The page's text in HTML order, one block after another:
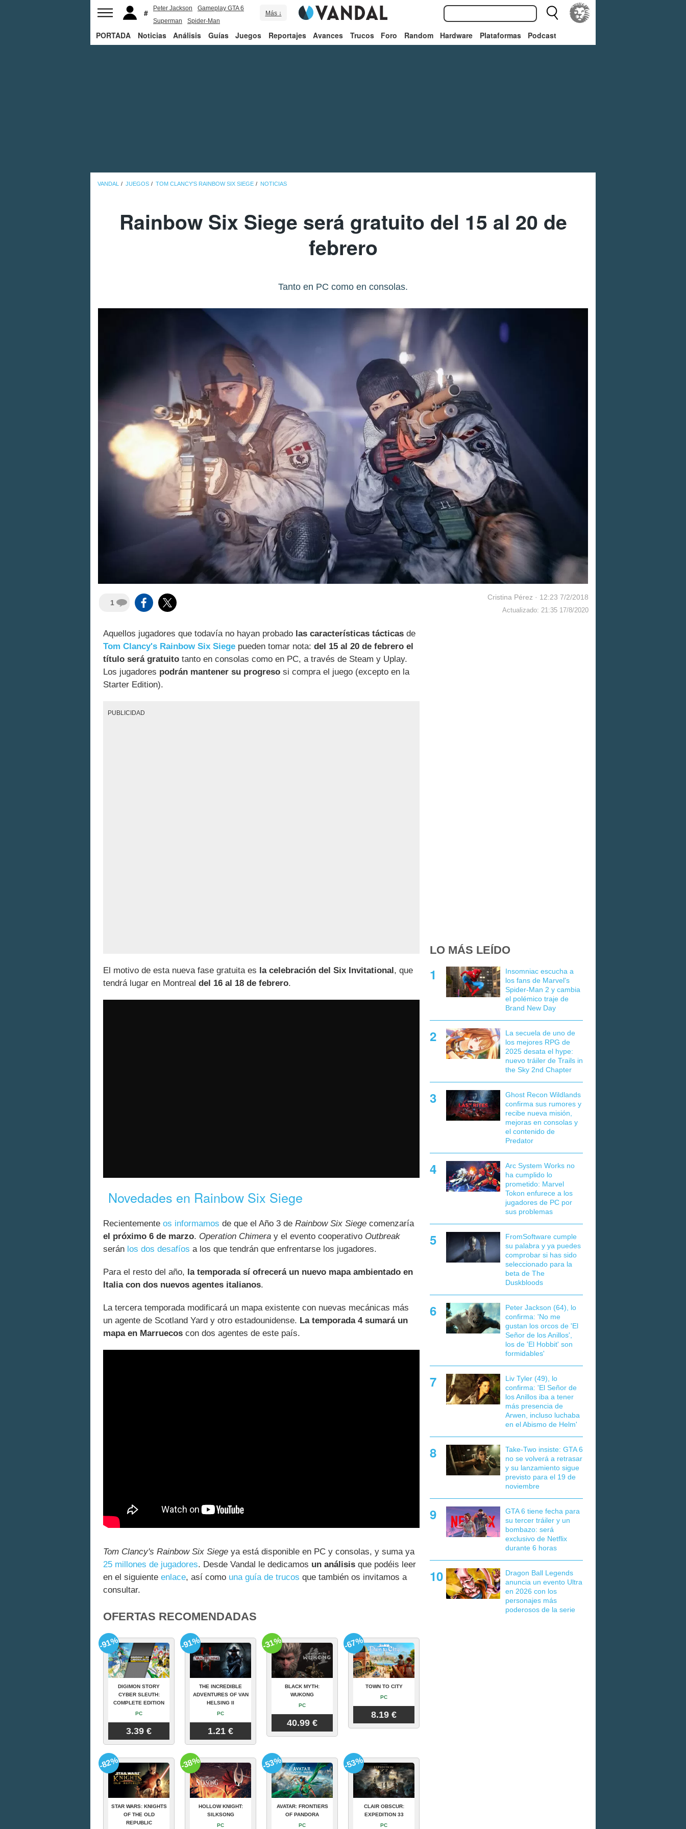
Peter Jackson
Gameplay GTA 6
Superman
Spider-Man
Más ↓
PORTADA Noticias Análisis Guías Juegos Reportajes Avances Trucos Foro Random Hardware Plataformas Podcast
VANDAL JUEGOS TOM CLANCY'S RAINBOW SIX SIEGE NOTICIAS
Rainbow Six Siege será gratuito del 15 al 20 de
febrero
Tanto en PC como en consolas.
1
Cristina Pérez · 12:23 7/2/2018
Actualizado: 21:35 17/8/2020
Aquellos jugadores que todavía no hayan probado las características tácticas de
Tom Clancy's Rainbow Six Siege pueden tomar nota: del 15 al 20 de febrero el
título será gratuito tanto en consolas como en PC, a través de Steam y Uplay.
Los jugadores podrán mantener su progreso si compra el juego (excepto en la
Starter Edition).
PUBLICIDAD
El motivo de esta nueva fase gratuita es la celebración del Six Invitational , que
tendrá lugar en Montreal del 16 al 18 de febrero.
Novedades en Rainbow Six Siege
Recientemente os informamos de que el Año 3 de Rainbow Six Siege comenzaría
el próximo 6 de marzo. Operation Chimera y el evento cooperativo Outbreak
serán los dos desafíos a los que tendrán que enfrentarse los jugadores.
Para el resto del año, la temporada sí ofrecerá un nuevo mapa ambientado en
Italia con dos nuevos agentes italianos.
La tercera temporada modificará un mapa existente con nuevas mecánicas más
un agente de Scotland Yard y otro estadounidense. La temporada 4 sumará un
mapa en Marruecos con dos agentes de este país.
Tom Clancy's Rainbow Six Siege ya está disponible en PC y consolas, y suma ya
25 millones de jugadores. Desde Vandal le dedicamos un análisis que podéis leer
en el siguiente enlace, así como una guía de trucos que también os invitamos a
consultar.
OFERTAS RECOMENDADAS
DIGIMON STORY
CYBER SLEUTH:
COMPLETE EDITION
PC
3.39 €
-91%
THE INCREDIBLE
ADVENTURES OF VAN
HELSING II
PC
1.21 €
-91%
BLACK MYTH:
WUKONG
PC
40.99 €
-31%
TOWN TO CITY
PC
8.19 €
-67%
STAR WARS: KNIGHTS
OF THE OLD
REPUBLIC
-82%
HOLLOW KNIGHT:
SILKSONG
PC
-38%
AVATAR: FRONTIERS
OF PANDORA
PC
-53%
CLAIR OBSCUR:
EXPEDITION 33
PC
-53%
LO MÁS LEÍDO
Insomniac escucha a
los fans de Marvel's
Spider-Man 2 y cambia
el polémico traje de
Brand New Day
La secuela de uno de
los mejores RPG de
2025 desata el hype:
nuevo tráiler de Trails in
the Sky 2nd Chapter
Ghost Recon Wildlands
confirma sus rumores y
recibe nueva misión,
mejoras en consolas y
el contenido de
Predator
Arc System Works no
ha cumplido lo
prometido: Marvel
Tokon enfurece a los
jugadores de PC por
sus problemas
FromSoftware cumple
su palabra y ya puedes
comprobar si has sido
seleccionado para la
beta de The
Duskbloods
Peter Jackson (64), lo
confirma: 'No me
gustan los orcos de 'El
Señor de los Anillos',
los de 'El Hobbit' son
formidables'
Liv Tyler (49), lo
confirma: 'El Señor de
los Anillos iba a tener
más presencia de
Arwen, incluso luchaba
en el Abismo de Helm'
Take-Two insiste: GTA 6
no se volverá a retrasar
y su lanzamiento sigue
previsto para el 19 de
noviembre
GTA 6 tiene fecha para
su tercer tráiler y un
bombazo: será
exclusivo de Netflix
durante 6 horas
Dragon Ball Legends
anuncia un evento Ultra
en 2026 con los
personajes más
poderosos de la serie